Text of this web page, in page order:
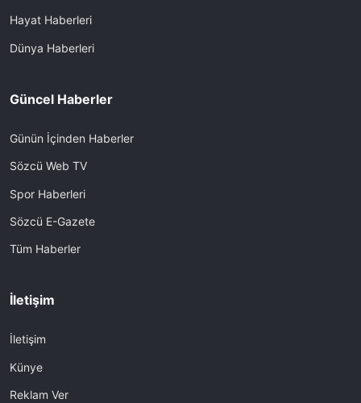
Hayat Haberleri
Dünya Haberleri
Güncel Haberler
Günün İçinden Haberler
Sözcü Web TV
Spor Haberleri
Sözcü E-Gazete
Tüm Haberler
İletişim
İletişim
Künye
Reklam Ver